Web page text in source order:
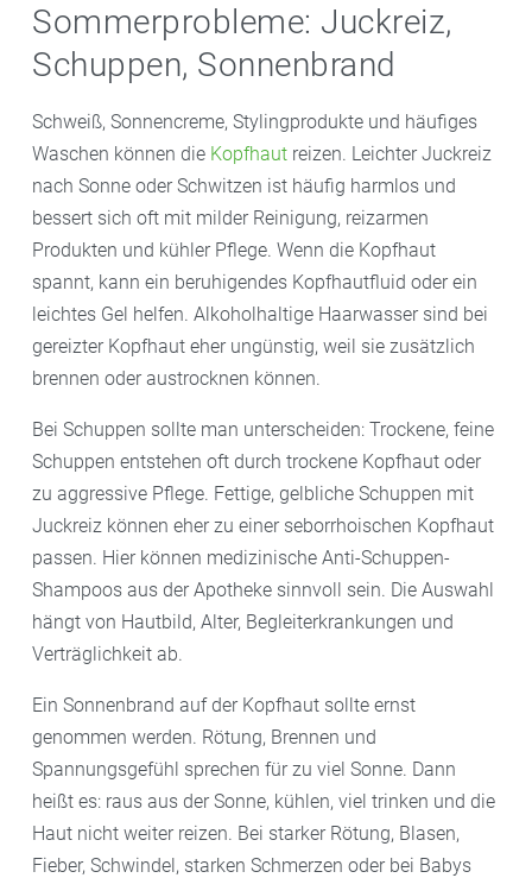
Sommerprobleme: Juckreiz,
Schuppen, Sonnenbrand
Schweiß, Sonnencreme, Stylingprodukte und häufiges
Waschen können die Kopfhaut reizen. Leichter Juckreiz
nach Sonne oder Schwitzen ist häufig harmlos und
bessert sich oft mit milder Reinigung, reizarmen
Produkten und kühler Pflege. Wenn die Kopfhaut
spannt, kann ein beruhigendes Kopfhautfluid oder ein
leichtes Gel helfen. Alkoholhaltige Haarwasser sind bei
gereizter Kopfhaut eher ungünstig, weil sie zusätzlich
brennen oder austrocknen können.
Bei Schuppen sollte man unterscheiden: Trockene, feine
Schuppen entstehen oft durch trockene Kopfhaut oder
zu aggressive Pflege. Fettige, gelbliche Schuppen mit
Juckreiz können eher zu einer seborrhoischen Kopfhaut
passen. Hier können medizinische Anti-Schuppen-
Shampoos aus der Apotheke sinnvoll sein. Die Auswahl
hängt von Hautbild, Alter, Begleiterkrankungen und
Verträglichkeit ab.
Ein Sonnenbrand auf der Kopfhaut sollte ernst
genommen werden. Rötung, Brennen und
Spannungsgefühl sprechen für zu viel Sonne. Dann
heißt es: raus aus der Sonne, kühlen, viel trinken und die
Haut nicht weiter reizen. Bei starker Rötung, Blasen,
Fieber, Schwindel, starken Schmerzen oder bei Babys